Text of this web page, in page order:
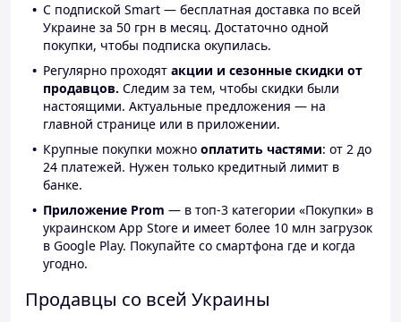
С подпиской Smart — бесплатная доставка по всей
Украине за 50 грн в месяц. Достаточно одной
покупки, чтобы подписка окупилась.
Регулярно проходят акции и сезонные скидки от
продавцов. Следим за тем, чтобы скидки были
настоящими. Актуальные предложения — на
главной странице или в приложении.
Крупные покупки можно оплатить частями: от 2 до
24 платежей. Нужен только кредитный лимит в
банке.
Приложение Prom — в топ-3 категории «Покупки» в
украинском App Store и имеет более 10 млн загрузок
в Google Play. Покупайте со смартфона где и когда
угодно.
Продавцы со всей Украины